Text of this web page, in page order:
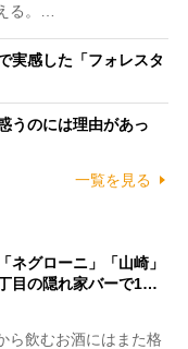
る。…
実感した「フォレスタ
うのには理由があっ
一覧を見る
ネグローニ」「山崎」
目の隠れ家バーで1…
ら飲むお酒にはまた格